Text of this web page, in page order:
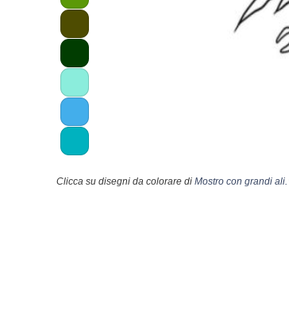
Clicca su disegni da colorare di Mostro con grandi ali.